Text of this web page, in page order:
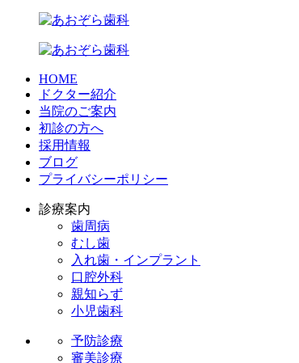
HOME
ドクター紹介
当院のご案内
初診の方へ
採用情報
ブログ
プライバシーポリシー
診療案内
歯周病
むし歯
入れ歯・インプラント
口腔外科
親知らず
小児歯科
予防診療
審美診療